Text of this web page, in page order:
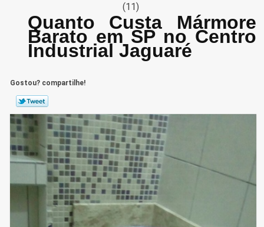
(11)
Quanto Custa Mármore
Barato em SP no Centro
Industrial Jaguaré
Gostou? compartilhe!